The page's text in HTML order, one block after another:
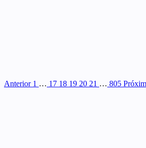
Anterior 1 … 17 18 19 20 21 … 805